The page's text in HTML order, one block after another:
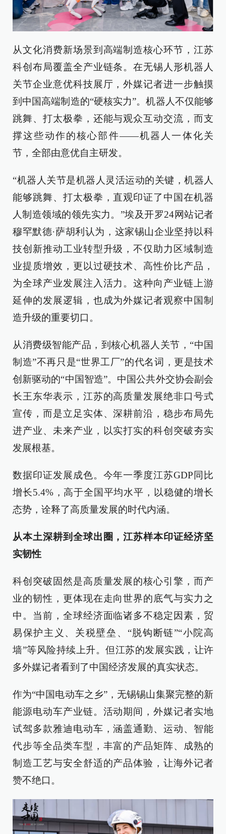
从文化消费新场景到高端制造核心环节，江苏
科创布局覆盖全产业链条。在无锡人形机器人
关节企业意优科技展厅，外媒记者进一步触摸
到中国高端制造的“硬核实力”。机器人不仅能够
跳舞、打太极拳，还能与观众互动交流，而支
撑这些动作的核心部件——机器人一体化关
节，全部由意优自主研发。
“机器人关节是机器人灵活运动的关键，机器人
能够跳舞、打太极拳，直观印证了中国在机器
人制造领域的领先实力。”埃及开罗24网站记者
穆罕默德·萨胡利认为，这家锡山企业坚持以科
技创新推动工业转型升级，不仅助力区域制造
业提质增效，更以过硬技术、高性价比产品，
为全球产业发展注入活力。这种向产业链上游
延伸的发展逻辑，也成为外媒记者观察中国制
造升级的重要切口。
从消费级智能产品，到核心机器人关节，“中国
制造”不再只是“世界工厂”的代名词，更是技术
创新驱动的“中国智造”。中国公共外交协会副会
长王东华表示，江苏的高质量发展绝非口号式
宣传，而是立足实体、深耕前沿，稳步布局先
进产业、未来产业，以实打实的科创突破夯实
发展根基。
数据印证发展成色。今年一季度江苏GDP同比
增长5.4%，高于全国平均水平，以稳健的增长
态势，诠释了高质量发展的时代内涵。
从本土深耕到全球出圈，江苏样本印证经济坚
实韧性
科创突破固然是高质量发展的核心引擎，而产
业的韧性，更体现在走向世界的底气与实力之
中。当前，全球经济面临诸多不稳定因素，贸
易保护主义、关税壁垒、“脱钩断链”“小院高
墙”等风险持续上升。但江苏的发展实践，让许
多外媒记者看到了中国经济发展的真实状态。
作为“中国电动车之乡”，无锡锡山集聚完整的新
能源电动车产业链。活动期间，外媒记者实地
试驾多款雅迪电动车，涵盖通勤、运动、智能
代步等全品类车型，丰富的产品矩阵、成熟的
制造工艺与安全舒适的产品体验，让海外记者
赞不绝口。